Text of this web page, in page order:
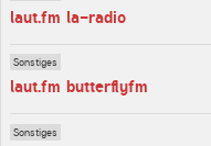
laut.fm la-radio
Sonstiges
laut.fm butterflyfm
Sonstiges